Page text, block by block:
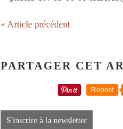
« Article précédent
PARTAGER CET
Repost
S'inscrire à la newsletter